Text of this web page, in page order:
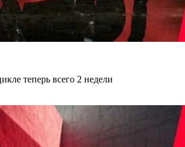
теперь всего 2 недели